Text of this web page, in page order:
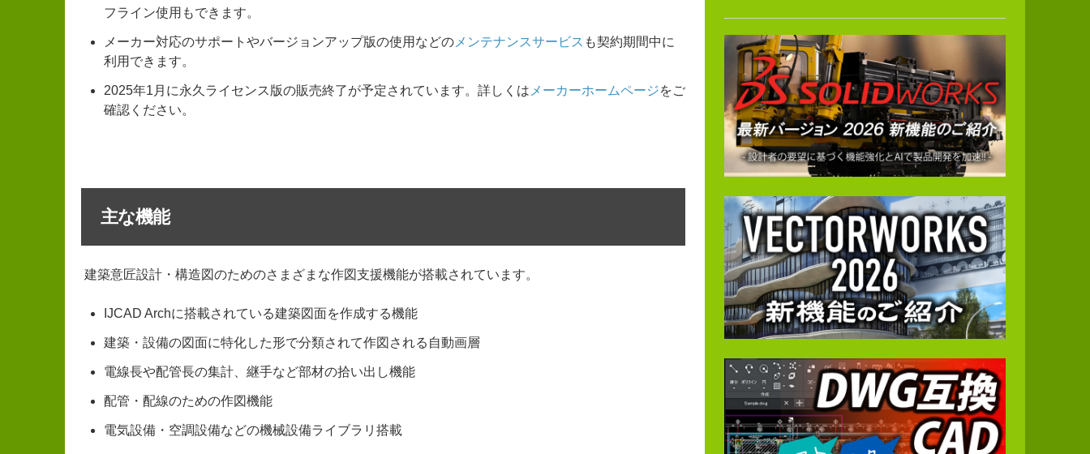
フライン使用もできます。
メーカー対応のサポートやバージョンアップ版の使用などの メンテナンスサービス も契約期間中に
利用できます。
2025年1月に永久ライセンス版の販売終了が予定されています。詳しくは メーカーホームページをご
確認ください。
主な機能
建築意匠設計・構造図のためのさまざまな作図支援機能が搭載されています。
IJCAD Archに搭載されている建築図面を作成する機能
建築・設備の図面に特化した形で分類されて作図される自動画層
電線長や配管長の集計、継手など部材の拾い出し機能
配管・配線のための作図機能
電気設備・空調設備などの機械設備ライブラリ搭載